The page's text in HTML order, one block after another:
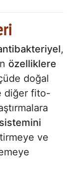
,
özelliklere
doğal
diğer fito-
sistemini
ve